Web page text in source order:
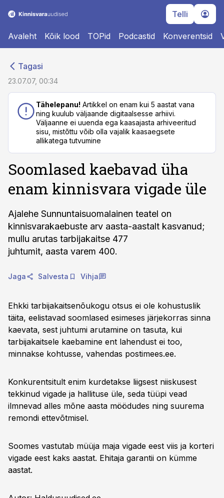
Telli
Avaleht Kõik lood TOPid Podcastid Konverentsid
Tagasi
23.07.07, 00:34
Tähelepanu! Artikkel on enam kui 5 aastat vana
ning kuulub väljaande digitaalsesse arhiivi.
Väljaanne ei uuenda ega kaasajasta arhiveeritud
sisu, mistõttu võib olla vajalik kaasaegsete
allikatega tutvumine
Soomlased kaebavad üha
enam kinnisvara vigade üle
Ajalehe Sunnuntaisuomalainen teatel on
kinnisvarakaebuste arv aasta-aastalt kasvanud;
mullu arutas tarbijakaitse 477
juhtumit, aasta varem 400.
Jaga Salvesta Vihja
Ehkki tarbijakaitsenõukogu otsus ei ole kohustuslik
täita, eelistavad soomlased esimeses järjekorras sinna
kaevata, sest juhtumi arutamine on tasuta, kui
tarbijakaitsele kaebamine ent lahendust ei too,
minnakse kohtusse, vahendas postimees.ee.
Konkurentsitult enim kurdetakse liigsest niiskusest
tekkinud vigade ja hallituse üle, seda tüüpi vead
ilmnevad alles mõne aasta möödudes ning suurema
remondi ettevõtmisel.
Soomes vastutab müüja maja vigade eest viis ja korteri
vigade eest kaks aastat. Ehitaja garantii on kümme
aastat.